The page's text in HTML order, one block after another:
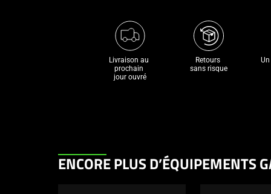
Livraison au
prochain
jour ouvré
Retours
sans risque
This
ENCORE PLUS D’ÉQUIPEMENTS